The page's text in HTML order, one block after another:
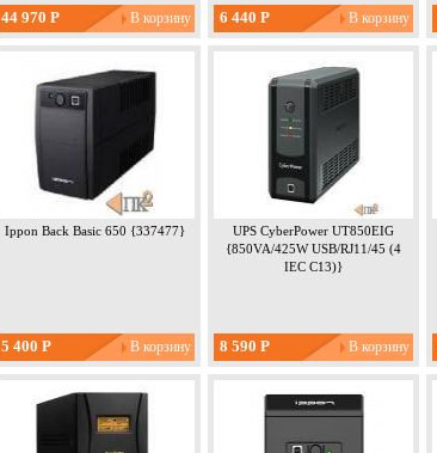
44 970 Р 6 440 Р
Ippon Back Basic 650 {337477}
5 400 Р
UPS CyberPower UT850EIG
{850VA/425W USB/RJ11/45 (4
IEC С13)}
8 590 Р